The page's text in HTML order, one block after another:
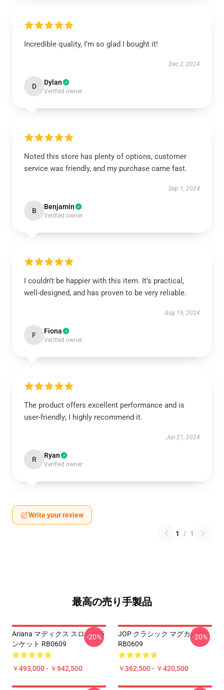
Incredible quality, I’m so glad I bought it!
Dec 2, 2024
D Dylan
Verified owner
Noted this store has plenty of options, customer
service was friendly, and my purchase came fast.
Sep 1, 2024
B Benjamin
Verified owner
I couldn’t be happier with this item. It’s practical,
well-designed, and has proven to be very reliable.
Aug 19, 2024
F Fiona
Verified owner
The product offers excellent performance and is
user-friendly; I highly recommend it.
Jun 21, 2024
R Ryan
Verified owner
Write your review
1 / 1
最高の売り手製品
Ariana マディクス スローブラ
ンケット RB0609
￥493,000 - ￥942,500
-20%
JOP クラシック マグカップ
RB0609
￥362,500 - ￥420,500
-20%